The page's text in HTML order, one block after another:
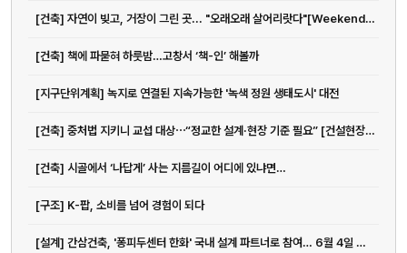
[건축] 자연이 빚고, 거장이 그린 곳... "오래오래 살어리랏다"[Weekend 레저]
[건축] 책에 파묻혀 하룻밤…고창서 ‘책-인’ 해볼까
[지구단위계획] 녹지로 연결된 지속가능한 '녹색 정원 생태도시' 대전
[건축] 중처법 지키니 교섭 대상⋯“정교한 설계·현장 기준 필요” [건설현장...
[건축] 시골에서 ‘나답게’ 사는 지름길이 어디에 있냐면…
[구조] K-팝, 소비를 넘어 경험이 되다
[설계] 간삼건축, '퐁피두센터 한화' 국내 설계 파트너로 참여… 6월 4일 여의도...